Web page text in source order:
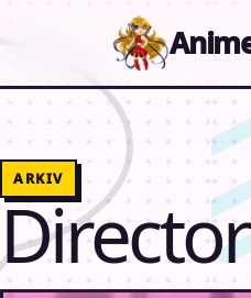
ARKIV